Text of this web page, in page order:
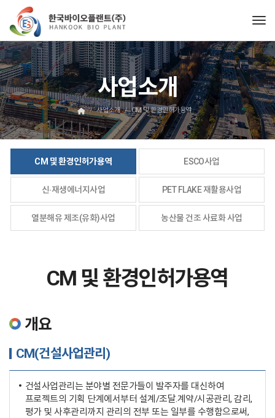
사업소개
사업소개 CM 및 환경인허가용역
CM 및 환경인허가용역 ESCO사업
신∙재생에너지사업 PET FLAKE 재활용사업
열분해유 제조(유화)사업 농산물 건조 사료화 사업
CM 및 환경인허가용역
개요
CM(건설사업관리)
건설사업관리는 분야별 전문가들이 발주자를 대신하여
프로젝트의 기획 단계에서부터 설계/조달.계약/시공관리, 감리,
평가 및 사후관리까지 관리의 전부 또는 일부를 수행함으로써,